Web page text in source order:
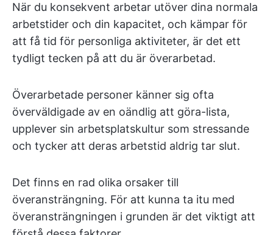
När du konsekvent arbetar utöver dina normala
arbetstider och din kapacitet, och kämpar för
att få tid för personliga aktiviteter, är det ett
tydligt tecken på att du är överarbetad.
Överarbetade personer känner sig ofta
överväldigade av en oändlig att göra-lista,
upplever sin arbetsplatskultur som stressande
och tycker att deras arbetstid aldrig tar slut.
Det finns en rad olika orsaker till
överansträngning. För att kunna ta itu med
överansträngningen i grunden är det viktigt att